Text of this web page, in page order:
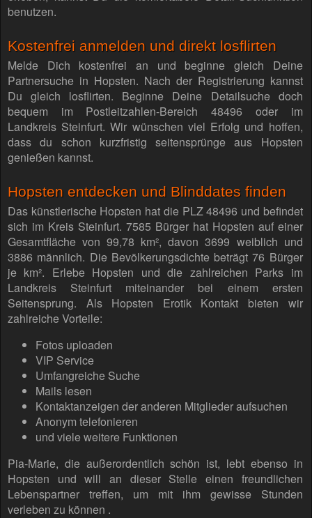
benutzen.
Kostenfrei anmelden und direkt losflirten
Melde Dich kostenfrei an und beginne gleich Deine
Partnersuche in Hopsten. Nach der Registrierung kannst
Du gleich losflirten. Beginne Deine Detailsuche doch
bequem im Postleitzahlen-Bereich 48496 oder im
Landkreis Steinfurt. Wir wünschen viel Erfolg und hoffen,
dass du schon kurzfristig seitensprünge aus Hopsten
genießen kannst.
Hopsten entdecken und Blinddates finden
Das künstlerische Hopsten hat die PLZ 48496 und befindet
sich im Kreis Steinfurt. 7585 Bürger hat Hopsten auf einer
Gesamtfläche von 99,78 km², davon 3699 weiblich und
3886 männlich. Die Bevölkerungsdichte beträgt 76 Bürger
je km². Erlebe Hopsten und die zahlreichen Parks im
Landkreis Steinfurt miteinander bei einem ersten
Seitensprung. Als Hopsten Erotik Kontakt bieten wir
zahlreiche Vorteile:
Fotos uploaden
VIP Service
Umfangreiche Suche
Mails lesen
Kontaktanzeigen der anderen Mitglieder aufsuchen
Anonym telefonieren
und viele weitere Funktionen
Pia-Marie, die außerordentlich schön ist, lebt ebenso in
Hopsten und will an dieser Stelle einen freundlichen
Lebenspartner treffen, um mit ihm gewisse Stunden
verleben zu können .